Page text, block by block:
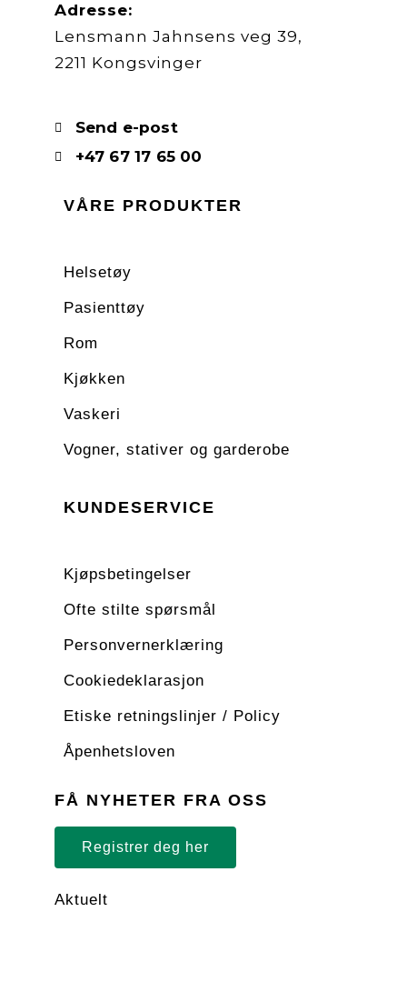
Adresse:
Lensmann Jahnsens veg 39,
2211 Kongsvinger
Send e-post
+47 67 17 65 00
VÅRE PRODUKTER
Helsetøy
Pasienttøy
Rom
Kjøkken
Vaskeri
Vogner, stativer og garderobe
KUNDESERVICE
Kjøpsbetingelser
Ofte stilte spørsmål
Personvernerklæring
Cookiedeklarasjon
Etiske retningslinjer / Policy
Åpenhetsloven
FÅ NYHETER FRA OSS
Registrer deg her
Aktuelt